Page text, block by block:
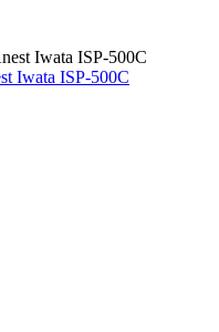
Iwata ISP-500С